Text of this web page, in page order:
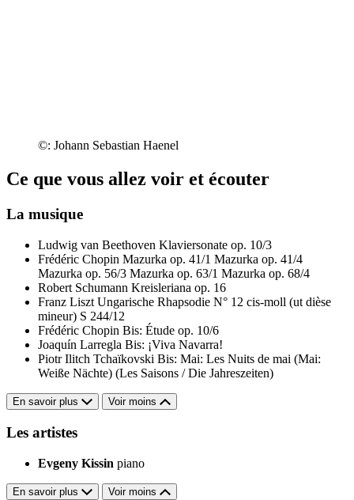
©: Johann Sebastian Haenel
Ce que vous allez voir et écouter
La musique
Ludwig van Beethoven Klaviersonate op. 10/3
Frédéric Chopin Mazurka op. 41/1 Mazurka op. 41/4
Mazurka op. 56/3 Mazurka op. 63/1 Mazurka op. 68/4
Robert Schumann Kreisleriana op. 16
Franz Liszt Ungarische Rhapsodie N° 12 cis-moll (ut dièse
mineur) S 244/12
Frédéric Chopin Bis: Étude op. 10/6
Joaquín Larregla Bis: ¡Viva Navarra!
Piotr Ilitch Tchaïkovski Bis: Mai: Les Nuits de mai (Mai:
Weiße Nächte) (Les Saisons / Die Jahreszeiten)
En savoir plus Voir moins
Les artistes
Evgeny Kissin piano
En savoir plus Voir moins